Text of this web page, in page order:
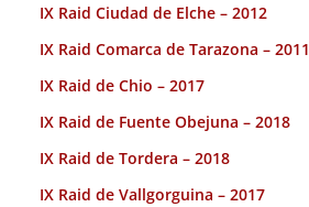
IX Raid Ciudad de Elche – 2012
IX Raid Comarca de Tarazona – 2011
IX Raid de Chio – 2017
IX Raid de Fuente Obejuna – 2018
IX Raid de Tordera – 2018
IX Raid de Vallgorguina – 2017